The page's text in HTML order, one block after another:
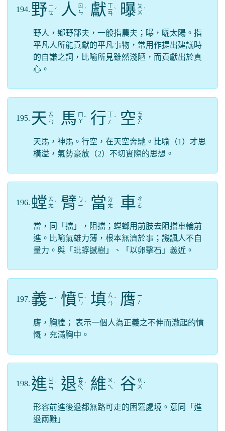
194. 野 ㄧ
ㄝˇ 人 ㄖ
ㄣ ˊ 獻 ㄧ
ㄢ
ˋ 曝 ㄆ
ㄨ ˋ
野人，鄉野鄙夫，一般指農夫；曝，曬太陽。指
平凡人所能貢獻的平凡事物，常用作提出建議時
的自謙之詞，比喻所見雖然淺陋，而貢獻出於真
心。
195. 天 ㄊ
ㄧ
ㄢ 馬 ㄚ ˇ 行 ㄧ
ㄥ
ˊ 空 ㄎ
ㄨ
ㄥ
天馬，神馬。行空，在天空奔馳。比喻（1）才思
橫溢，氣勢豪放（2）不切實際的思想。
196. 螳 ㄊ
ㄤ ˊ 臂 ㄅ
ㄧ ˋ 當 ㄉ
ㄤ
車 ㄔ
ㄜ
當，同「擋」，阻擋；螳螂用前肢去阻擋車輪前
進。比喻氣雄力薄，根本無濟於事；譏諷人不自
量力。與「蚍蜉撼樹」、「以卵擊石」義近。
197. 義 ㄧ ˋ 憤 ㄈ
ㄣ ˋ 填 ㄊ
ㄧ
ㄢ
ˊ 膺 ㄧ
ㄥ
膺，胸膛； 表示一個人為正義之不伸而激起的憤
慨，充滿胸中。
198. 進 ㄐ
ㄧ
ㄣ
ˋ 退 ㄊ
ㄨ
ㄟ
ˋ 維 ㄨ
ㄟ ˊ 谷 ㄍ
ㄨ ˇ
形容前進後退都無路可走的困窘處境。意同「進
退兩難」